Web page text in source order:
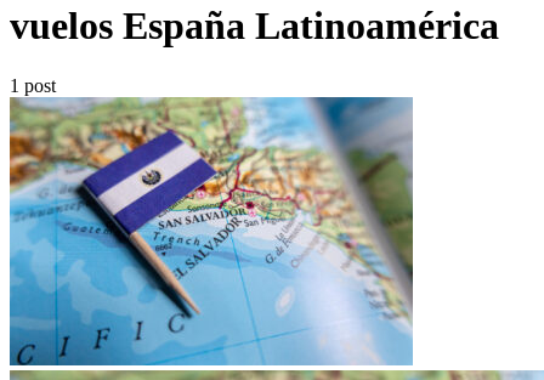
vuelos España Latinoamérica
1 post